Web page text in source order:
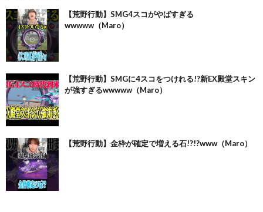
【荒野行動】SMG4スコがやばすぎる
wwwww（Maro）
【荒野行動】SMGに4スコをつけれる!?新EX殿堂スキン
が強すぎるwwwww（Maro）
【荒野行動】金枠が確定で増える石!?!?www（Maro）